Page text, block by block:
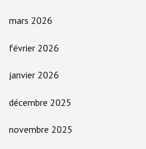
mars 2026
février 2026
janvier 2026
décembre 2025
novembre 2025